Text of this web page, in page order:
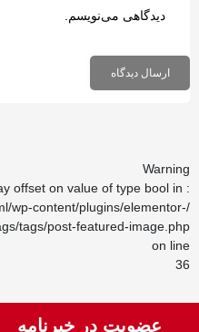
دیدگاهی می‌نویسم.
wp-content/plugins/elementor-
tags/post-featured-
on
عضویت در خبرنامه